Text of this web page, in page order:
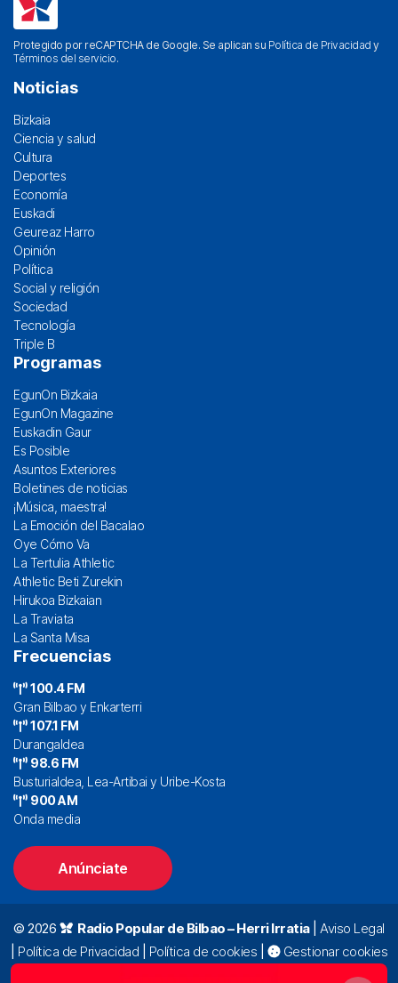
Protegido por reCAPTCHA de Google. Se aplican su Política de Privacidad y
Términos del servicio.
Noticias
Bizkaia
Ciencia y salud
Cultura
Deportes
Economía
Euskadi
Geureaz Harro
Opinión
Política
Social y religión
Sociedad
Tecnología
Triple B
Programas
EgunOn Bizkaia
EgunOn Magazine
Euskadin Gaur
Es Posible
Asuntos Exteriores
Boletines de noticias
¡Música, maestra!
La Emoción del Bacalao
Oye Cómo Va
La Tertulia Athletic
Athletic Beti Zurekin
Hirukoa Bizkaian
La Traviata
La Santa Misa
Frecuencias
100.4 FM
Gran Bilbao y Enkarterri
107.1 FM
Durangaldea
98.6 FM
Busturialdea, Lea-Artibai y Uribe-Kosta
900 AM
Onda media
Anúnciate
© 2026 Radio Popular de Bilbao – Herri Irratia| Aviso Legal
Política de Privacidad Política de cookies
Gestionar cookies
94 423 92 00|